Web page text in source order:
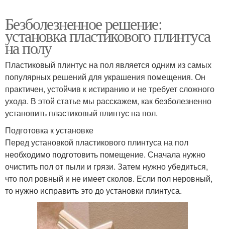
Безболезненное решение:
установка пластикового плинтуса
на полу
Пластиковый плинтус на пол является одним из самых
популярных решений для украшения помещения. Он
практичен, устойчив к истиранию и не требует сложного
ухода. В этой статье мы расскажем, как безболезненно
установить пластиковый плинтус на пол.
Подготовка к установке
Перед установкой пластикового плинтуса на пол
необходимо подготовить помещение. Сначала нужно
очистить пол от пыли и грязи. Затем нужно убедиться,
что пол ровный и не имеет сколов. Если пол неровный,
то нужно исправить это до установки плинтуса.